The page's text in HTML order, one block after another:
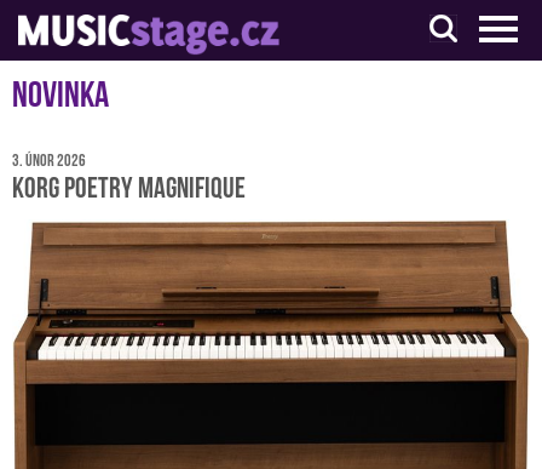
S muzikanty pro muzikanty
Novinka
3. únor 2026
KORG Poetry Magnifique